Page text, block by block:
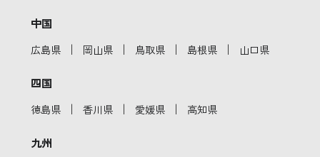
中国
広島県 ｜ 岡山県 ｜ 鳥取県 ｜ 島根県 ｜ 山口県
四国
徳島県 ｜ 香川県 ｜ 愛媛県 ｜ 高知県
九州